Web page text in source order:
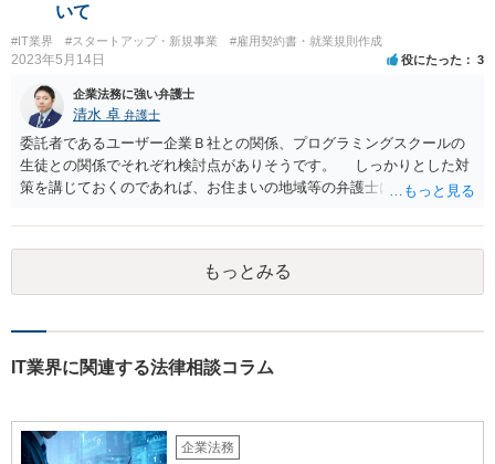
いて
#IT業界 #スタートアップ・新規事業 #雇用契約書・就業規則作成
2023年5月14日 役にたった 3
企業法務に強い弁護士
清水 卓 弁護士
委託者であるユーザー企業Ｂ社との関係、プログラミングスクールの
生徒との関係でそれぞれ検討点がありそうです。 しっかりとした対
策を講じておくのであれば、お住まいの地域等の弁護士に直接相談の
下さい。 (委託であるユーザー企業Ｂ社との関係) 例えば、 •プログラ
ミングスクールの生徒が開発案件に関わることを事前に把握•承諾して
いるか •準委任契約で要求される受託者の善管注意義務を果たせるか •
開発に関わった生徒がユーザー企業Ｂ社との間でプログラミングスク
ングスクールと生徒との間の契約関係•内容の整備（プログラミング講
や受託業務の遂行として扱われれないか（これらの対価としての給与•
報酬の発生の有無等） •生徒のミス等により発生した損害の責任の所在
もっとみる
IT業界に関連する法律相談コラム
企業法務